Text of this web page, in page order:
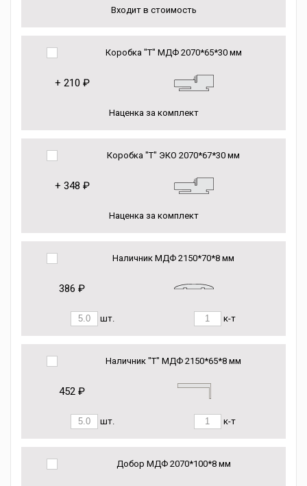
Входит в стоимость
Коробка "Т" МДФ 2070*65*30 мм
+ 210 ₽
Наценка за комплект
Коробка "Т" ЭКО 2070*67*30 мм
+ 348 ₽
Наценка за комплект
Наличник МДФ 2150*70*8 мм
386 ₽
шт. к-т
Наличник "Т" МДФ 2150*65*8 мм
452 ₽
шт. к-т
Добор МДФ 2070*100*8 мм